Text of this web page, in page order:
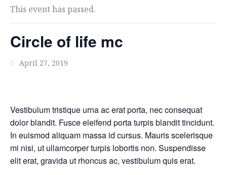
This event has passed.
Circle of life mc
April 27, 2019
Vestibulum tristique urna ac erat porta, nec consequat
dolor blandit. Fusce eleifend porta turpis blandit tincidunt.
In euismod aliquam massa id cursus. Mauris scelerisque
mi nisi, ut ullamcorper turpis lobortis non. Suspendisse
elit erat, gravida ut rhoncus ac, vestibulum quis erat.